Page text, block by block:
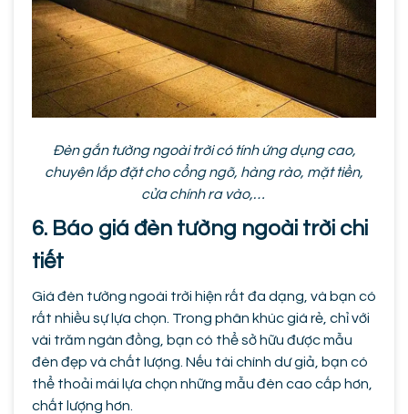
Đèn gắn tường ngoài trời có tính ứng dụng cao,
chuyên lắp đặt cho cổng ngõ, hàng rào, mặt tiền,
cửa chính ra vào,…
6. Báo giá đèn tường ngoài trời chi
tiết
Giá đèn tường ngoài trời hiện rất đa dạng, và bạn có
rất nhiều sự lựa chọn. Trong phân khúc giá rẻ, chỉ với
vài trăm ngàn đồng, bạn có thể sở hữu được mẫu
đèn đẹp và chất lượng. Nếu tài chính dư giả, bạn có
thể thoải mái lựa chọn những mẫu đèn cao cấp hơn,
chất lượng hơn.